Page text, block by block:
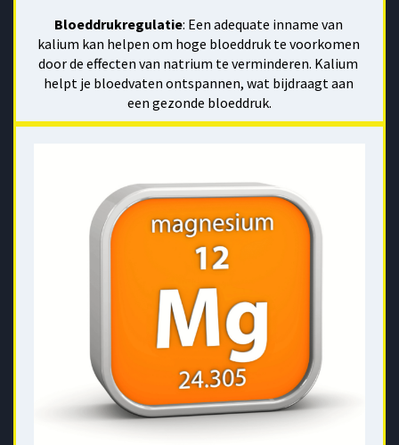
Bloeddrukregulatie: Een adequate inname van
kalium kan helpen om hoge bloeddruk te voorkomen
door de effecten van natrium te verminderen. Kalium
helpt je bloedvaten ontspannen, wat bijdraagt aan
een gezonde bloeddruk.